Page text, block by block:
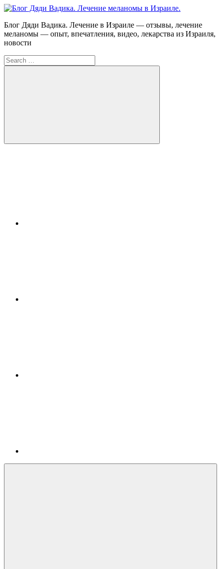
Skip
content
Блог
Дяди
Вадика.
меланомы
в
Блог Дяди Вадика. Лечение в Израиле — отзывы, лечение
меланомы — опыт, впечатления, видео, лекарства из Израиля,
новости
Search
for:
Search